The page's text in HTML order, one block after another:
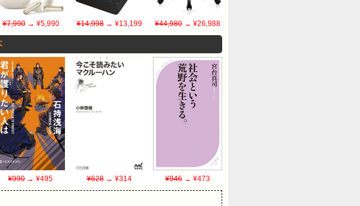
¥7,990→ ¥5,990 ¥14,998→ ¥13,199 ¥44,980→ ¥26,988
¥990→ ¥495 ¥628→ ¥314 ¥946→ ¥473